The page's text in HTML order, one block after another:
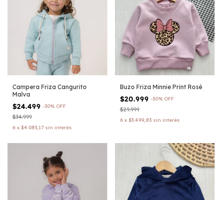
Campera Friza Cangurito
Malva
$24.499 -30% OFF
$34.999
6 x $4.083,17 sin interés
Buzo Friza Minnie Print Rosé
$20.999 -30% OFF
$29.999
6 x $3.499,83 sin interés